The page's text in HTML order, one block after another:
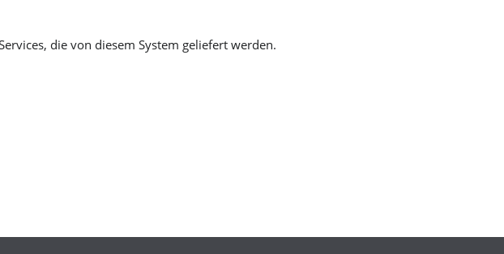
die von diesem System geliefert werden.